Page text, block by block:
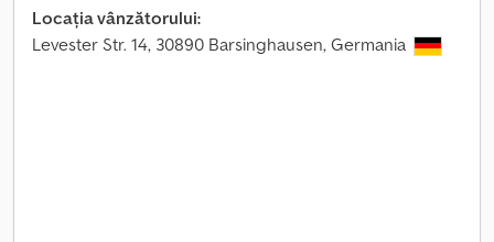
Locația vânzătorului:
Levester Str. 14, 30890 Barsinghausen, Germania